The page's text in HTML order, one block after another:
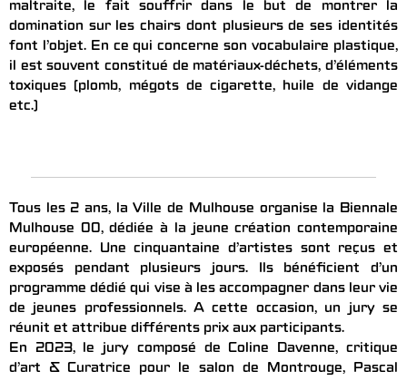
maltraite, le fait souffrir dans le but de montrer la
domination sur les chairs dont plusieurs de ses identités
font l’objet. En ce qui concerne son vocabulaire plastique,
il est souvent constitué de matériaux-déchets, d’éléments
toxiques (plomb, mégots de cigarette, huile de vidange
etc.)
Tous les 2 ans, la Ville de Mulhouse organise la Biennale
Mulhouse 00, dédiée à la jeune création contemporaine
européenne. Une cinquantaine d’artistes sont reçus et
exposés pendant plusieurs jours. Ils bénéficient d’un
programme dédié qui vise à les accompagner dans leur vie
de jeunes professionnels. A cette occasion, un jury se
réunit et attribue différents prix aux participants.
En 2023, le jury composé de Coline Davenne, critique
d’art & Curatrice pour le salon de Montrouge, Pascal